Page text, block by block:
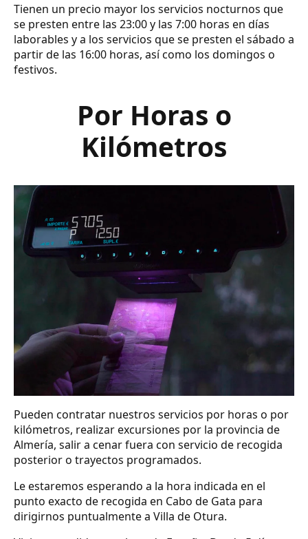
Tienen un precio mayor los servicios nocturnos que
se presten entre las 23:00 y las 7:00 horas en días
laborables y a los servicios que se presten el sábado a
partir de las 16:00 horas, así como los domingos o
festivos.
Por Horas o
Kilómetros
Pueden contratar nuestros servicios por horas o por
kilómetros, realizar excursiones por la provincia de
Almería, salir a cenar fuera con servicio de recogida
posterior o trayectos programados.
Le estaremos esperando a la hora indicada en el
punto exacto de recogida en Cabo de Gata para
dirigirnos puntualmente a Villa de Otura.